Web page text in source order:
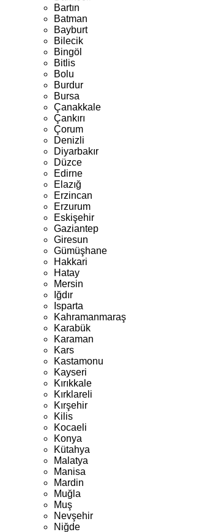
Bartın
Batman
Bayburt
Bilecik
Bingöl
Bitlis
Bolu
Burdur
Bursa
Çanakkale
Çankırı
Çorum
Denizli
Diyarbakır
Düzce
Edirne
Elazığ
Erzincan
Erzurum
Eskişehir
Gaziantep
Giresun
Gümüşhane
Hakkari
Hatay
Mersin
Iğdır
Isparta
Kahramanmaraş
Karabük
Karaman
Kars
Kastamonu
Kayseri
Kırıkkale
Kırklareli
Kırşehir
Kilis
Kocaeli
Konya
Kütahya
Malatya
Manisa
Mardin
Muğla
Muş
Nevşehir
Niğde